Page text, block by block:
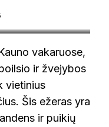
vakaruose,
ir žvejybos
vietinius
Šis ežeras yra
ir puikių